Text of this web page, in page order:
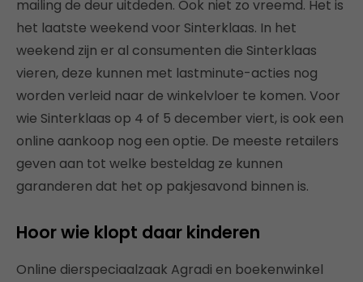
mailing de deur uitdeden. Ook niet zo vreemd. Het is
het laatste weekend voor Sinterklaas. In het
weekend zijn er al consumenten die Sinterklaas
vieren, deze kunnen met lastminute-acties nog
worden verleid naar de winkelvloer te komen. Voor
wie Sinterklaas op 4 of 5 december viert, is ook een
online aankoop nog een optie. De meeste retailers
geven aan tot welke besteldag ze kunnen
garanderen dat het op pakjesavond binnen is.
Hoor wie klopt daar kinderen
Online dierspeciaalzaak Agradi en boekenwinkel